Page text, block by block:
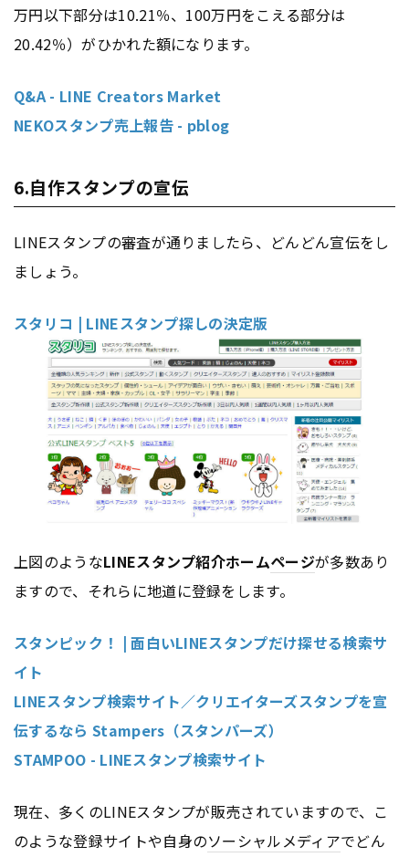
万円以下部分は10.21％、100万円をこえる部分は
20.42％）がひかれた額になります。
Q&A - LINE Creators Market
NEKOスタンプ売上報告 - pblog
6.自作スタンプの宣伝
LINEスタンプの審査が通りましたら、どんどん宣伝をし
ましょう。
スタリコ | LINEスタンプ探しの決定版
上図のようなLINEスタンプ紹介ホームページが多数あり
ますので、それらに地道に登録をします。
スタンピック！ | 面白いLINEスタンプだけ探せる検索サ
イト
LINEスタンプ検索サイト／クリエイターズスタンプを宣
伝するなら Stampers（スタンパーズ）
STAMPOO - LINEスタンプ検索サイト
現在、多くのLINEスタンプが販売されていますので、こ
のような登録サイトや自身のソーシャルメディアでどん